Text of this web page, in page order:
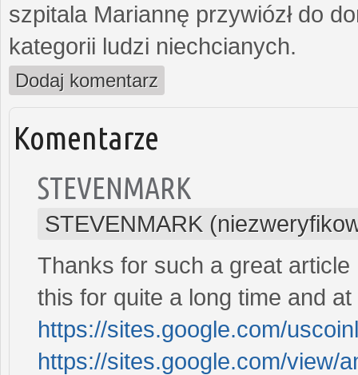
szpitala Mariannę przywiózł do
kategorii ludzi niechcianych.
Dodaj komentarz
Komentarze
STEVENMARK
STEVENMARK
Thanks for such a great
this for quite a long time and at
https://sites.google.com/
https://sites.google.com/view/